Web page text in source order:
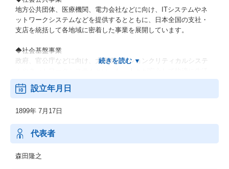
地方公共団体、医療機関、電力会社などに向け、ITシステムやネ
ットワークシステムなどを提供するとともに、日本全国の支社・
支店を統括して各地域に密着した事業を展開しています。
◆社会基盤事業
政府、官公庁などに向け、大規模ミッションクリティカルシステ
できるための社会インフラを提供しています。
製造業、流通・サービス業、金融業などの民需向けにITソリュー
ションを提供し、お客さまの新サービス立ち上げなどに貢献して
います。最先端のデジタル技術を活用し、お客さまとの共創を通
じて、人やモノ、プロセスを企業・産業の枠を超えてつなぎ、バ
リューチェーン全体で新たな価値を生み出します。
設立年月日
1899年 7月17日
代表者
森田隆之